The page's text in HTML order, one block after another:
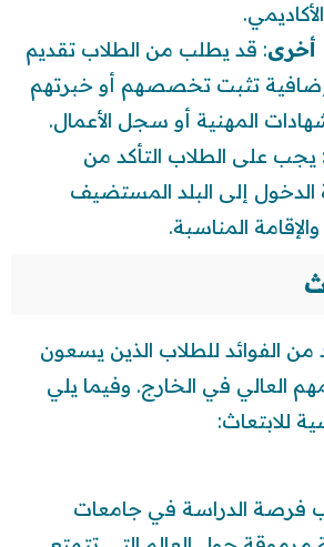
أخرى: قد يطلب من الطلاب تقديم
تثبت تخصصهم أو خبرتهم
المهنية أو سجل الأعمال.
يجب على الطلاب التأكد من
إلى البلد المستضيف
المناسبة.
من الفوائد للطلاب الذين يسعون
العالي في الخارج. وفيما يلي
للابتعاث:
فرصة الدراسة في جامعات